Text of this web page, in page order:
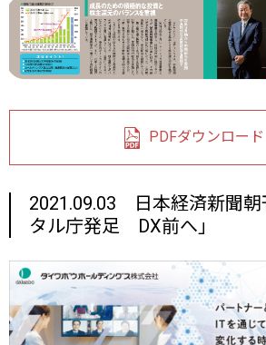
PDFダウンロード
2021.09.03 日本経済新聞
タル庁発足 DX前へ」